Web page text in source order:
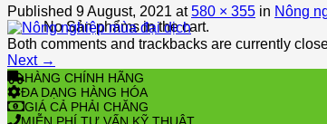
No Sản phẩms in the cart.
Published 9 August, 2021 at580 × 355 in Nông
Both comments and trackbacks are currently
Next →
HÀNG CHÍNH HÃNG
ĐA DẠNG HÀNG HÓA
GIÁ CẢ PHẢI CHĂNG